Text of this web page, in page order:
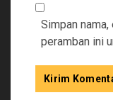
Simpan
peramban ini